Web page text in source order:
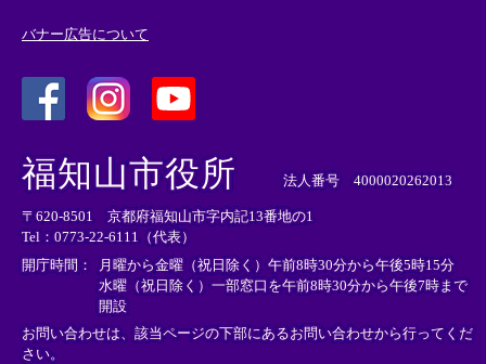
バナー広告について
外
部
リ
ン
ク
＞
外
リ
ン
ク
＞
外
部
ン
ク
＞
福知山市役所 法人番号 4000020262013
〒620-8501 京都府福知山市字内記13番地の1
Tel：0773-22-6111（代表）
開庁時間：
月曜から金曜（祝日除く）午前8時30分から午後5時15分
水曜（祝日除く）一部窓口を午前8時30分から午後7時まで
開設
お問い合わせは、該当ページの下部にあるお問い合わせから行ってくだ
さい。